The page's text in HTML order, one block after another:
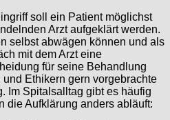
soll ein Patient möglichst
Arzt aufgeklärt werden.
selbst abwägen können und als
mit dem Arzt eine
für seine Behandlung
Ethikern gern vorgebrachte
Im Spitalsalltag gibt es häufig
die Aufklärung anders abläuft: